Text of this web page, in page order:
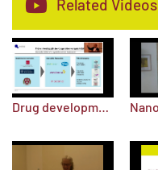
Related Videos